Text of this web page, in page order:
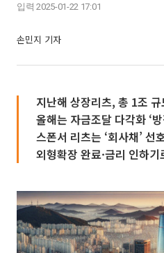
입력 2025-01-22 17:01
손민지 기자
지난해 상장리츠, 총 1조
올해는 자금조달 다각화 ‘방
스폰서 리츠는 ‘회사채’ 선
외형확장 완료·금리 인하